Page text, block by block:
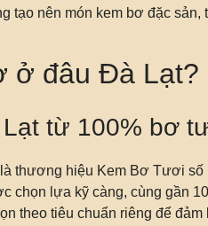
tạo nên món kem bơ đặc
ở đâu Đà Lạt?
từ 100% bơ
thương hiệu Kem Bơ Tươi
chọn lựa kỹ càng, cùng gần
theo tiêu chuẩn riêng để